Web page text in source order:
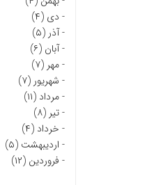
- دی (۴)
-آذر (۵)
-آبان (۶)
-مهر (۷)
- شهریور (۷)
-مرداد (۱۱)
-تیر (۸)
- خرداد (۴)
- اردیبهشت (۵)
- فروردین (۱۲)